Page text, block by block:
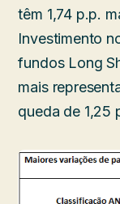
têm 1,74 p.p.
Investimento
fundos Long
mais
queda de 1,25